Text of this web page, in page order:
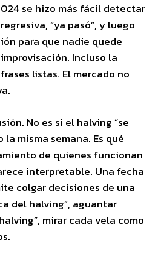
se hizo más fácil detectar
“ya pasó”, y luego
para que nadie quede
Incluso la
listas. El mercado no
No es si el halving “se
la misma semana. Es qué
de quienes funcionan
interpretable. Una fecha
colgar decisiones de una
del halving”, aguantar
mirar cada vela como